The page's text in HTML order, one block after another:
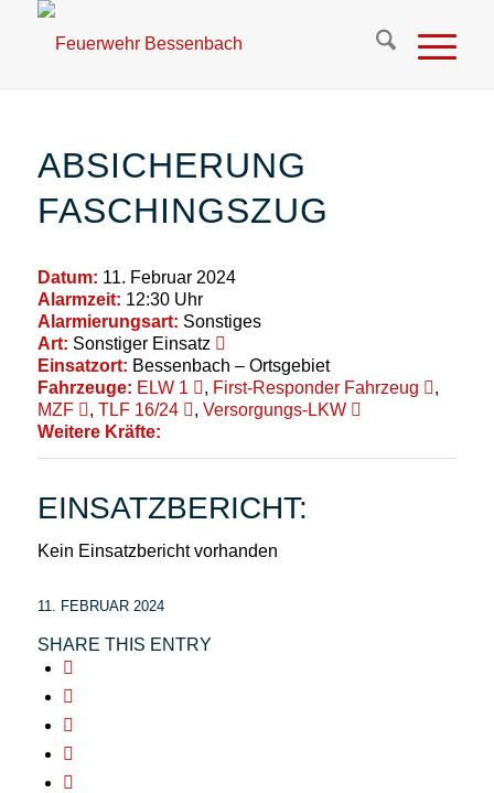
ABSICHERUNG
FASCHINGSZUG
Datum: 11. Februar 2024
Alarmzeit: 12:30 Uhr
Alarmierungsart: Sonstiges
Art: Sonstiger Einsatz
Einsatzort: Bessenbach – Ortsgebiet
Fahrzeuge: ELW 1 , First-Responder Fahrzeug
,
MZF
, TLF 16/24 , Versorgungs-LKW
Weitere Kräfte:
EINSATZBERICHT:
Kein Einsatzbericht vorhanden
11. FEBRUAR 2024
SHARE THIS ENTRY